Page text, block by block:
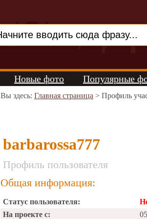
Новые фото Популярные
Вы здесь: Главная страница > Профиль
barbarossa777
Профиль пользователя
Общая информация:
Статус пользователя:
На проекте с: